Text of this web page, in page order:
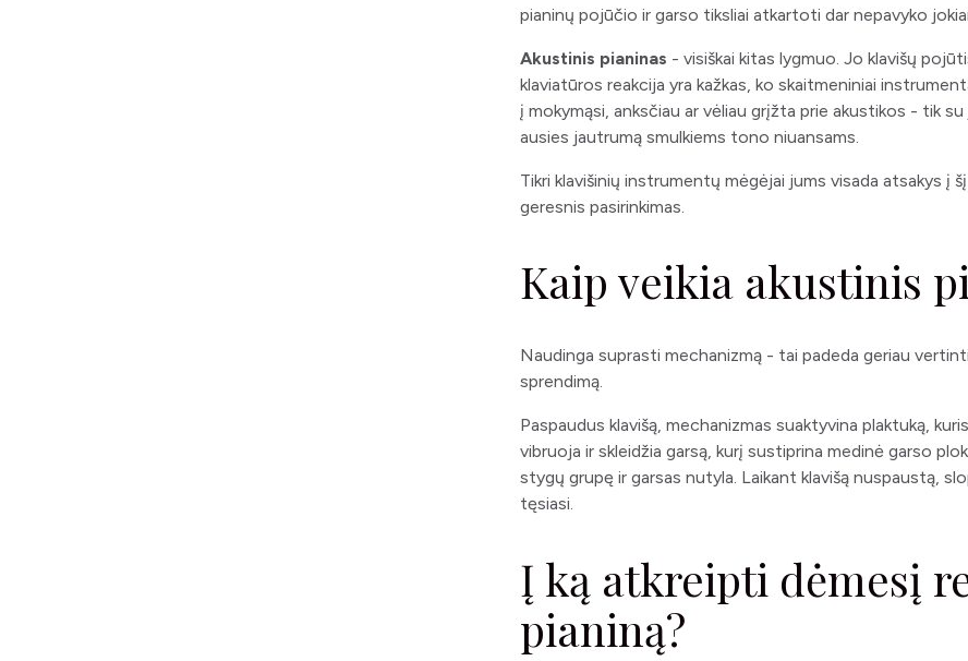
pianinų pojūčio ir garso tiksliai atkartoti dar nepavyko
Akustinis pianinas - visiškai kitas lygmuo. Jo klavišų
klaviatūros reakcija yra kažkas, ko skaitmeniniai
į mokymąsi, anksčiau ar vėliau grįžta prie akustikos - tik
ausies jautrumą smulkiems tono niuansams.
Tikri klavišinių instrumentų mėgėjai jums visada atsakys į
geresnis pasirinkimas.
Kaip veikia akustinis
Naudinga suprasti mechanizmą - tai padeda geriau
sprendimą.
Paspaudus klavišą, mechanizmas suaktyvina plaktuką,
vibruoja ir skleidžia garsą, kurį sustiprina medinė garso
stygų grupę ir garsas nutyla. Laikant klavišą nuspaustą,
tęsiasi.
Į ką atkreipti dėmesį
pianiną?